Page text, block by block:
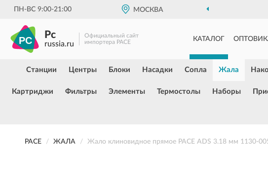
ПН-ВС 9:00-21:00 МОСКВА
Pc
russia.ru
Официальный сайт
импортера PACE
КАТАЛОГ
Станции Центры Блоки Насадки Сопла Жала
Картриджи Фильтры Элементы Термостолы Наборы
PACE ЖАЛА Жало клиновидное прямое PACE ADS 3.18 мм 1130-